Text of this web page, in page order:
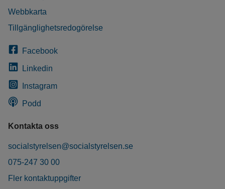
Webbkarta
Tillgänglighetsredogörelse
Facebook
Linkedin
Instagram
Podd
Kontakta oss
socialstyrelsen@socialstyrelsen.se
075-247 30 00
Fler kontaktuppgifter